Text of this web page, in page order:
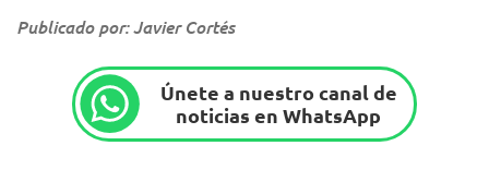
Publicado por: Javier Cortés
Únete a nuestro canal de
noticias en WhatsApp